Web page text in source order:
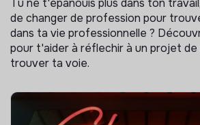
Tu ne t'épanouis plus dans ton
de changer de profession pour
dans ta vie professionnelle ?
pour t'aider à réflechir à un projet
trouver ta voie.